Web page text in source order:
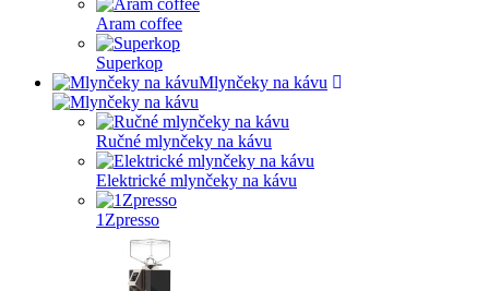
Aram coffee
Superkop
Mlynčeky na kávu
Ručné mlynčeky na kávu
Elektrické mlynčeky na kávu
1Zpresso